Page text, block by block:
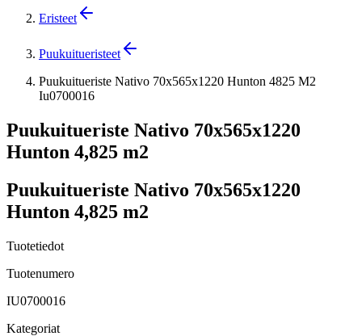
Eristeet
Puukuitueristeet
Puukuitueriste Nativo 70x565x1220 Hunton 4825 M2
Iu0700016
Puukuitueriste Nativo 70x565x1220
Hunton 4,825 m2
Puukuitueriste Nativo 70x565x1220
Hunton 4,825 m2
Tuotetiedot
Tuotenumero
IU0700016
Kategoriat